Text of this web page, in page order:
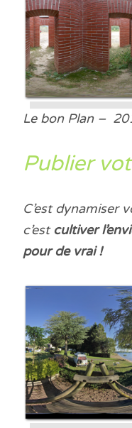
Le bon Plan –
Publier
C’est dynamiser
c’est cultiver
pour de vrai !